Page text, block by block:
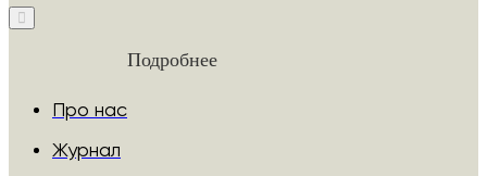
Подробнее
Про нас
Журнал